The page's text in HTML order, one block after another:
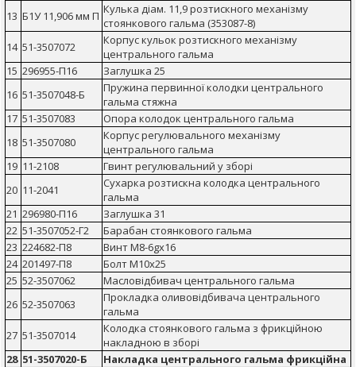
13 Б1У 11,906 мм П Кулька діам. 11,9 розтискного механізму
стоянкового гальма (353087-8)
14 51-3507072
Корпус кульок розтискного механізму
центрального гальма
15 296955-П16
Заглушка 25
16 51-3507048-Б
Пружина первинної колодки центрального
гальма стяжна
17 51-3507083
Опора колодок центрального гальма
18 51-3507080
Корпус регулювального механізму
центрального гальма
19 11-2108
Гвинт регулювальний у зборі
20 11-2041
Сухарка розтискна колодка центрального
гальма
21 296980-П16
Заглушка 31
22 51-3507052-Г2
Барабан стоянкового гальма
23 224682-П8
Винт М8-6gх16
24 201497-П8
Болт М10х25
25 52-3507062
Масловідбивач центрального гальма
26 52-3507063
Прокладка оливовідбивача центрального
гальма
27 51-3507014
Колодка стоянкового гальма з фрикційною
накладною в зборі
28 51-3507020-Б
Накладка центрального гальма фрикційна